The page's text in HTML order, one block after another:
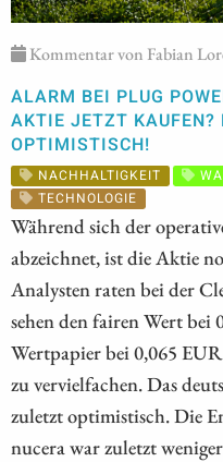
Kommentar von Fabian
ALARM BEI PLUG
AKTIE JETZT KAUFEN?
OPTIMISTISCH!
NACHHALTIGKEIT
TECHNOLOGIE
Während sich der
abzeichnet, ist die Aktie
Analysten raten bei der
sehen den fairen Wert
Wertpapier bei 0,065
zu vervielfachen. Das
zuletzt optimistisch. Die
nucera war zuletzt